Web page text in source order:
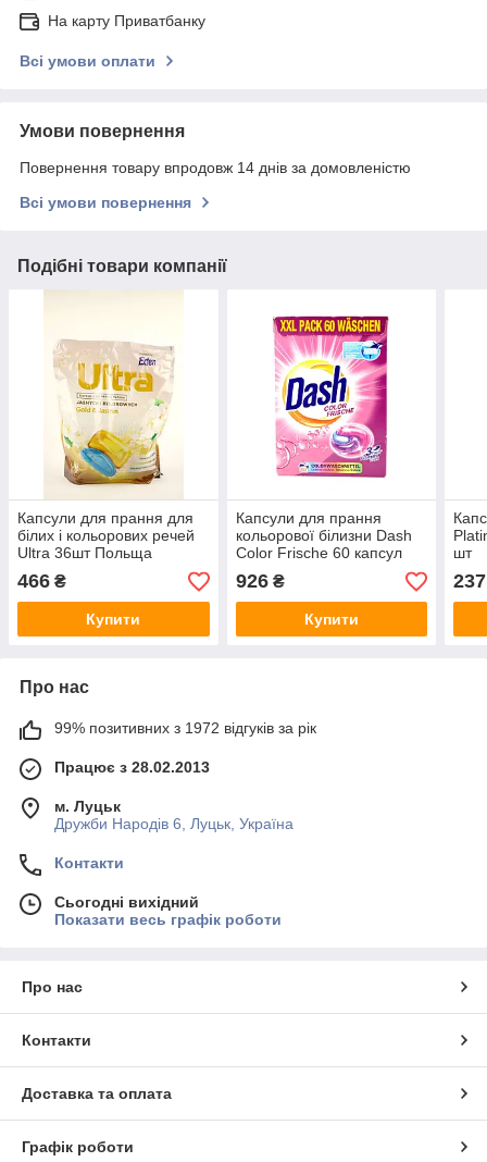
На карту Приватбанку
Всі умови оплати
Умови повернення
Повернення товару впродовж 14 днів за домовленістю
Всі умови повернення
Подібні товари компанії
Капсули для прання для
білих і кольорових речей
Ultra 36шт Польща
466 ₴
Купити
Капсули для прання
кольорової білизни Dash
Color Frische 60 капсул
926₴
Купити
шт
Про нас
99% позитивних з 1972 відгуків за рік
Працює з 28.02.2013
м. Луцьк
Дружби Народів 6, Луцьк, Україна
Контакти
Сьогодні вихідний
Показати весь графік роботи
Про нас
Контакти
Доставка та оплата
Графік роботи